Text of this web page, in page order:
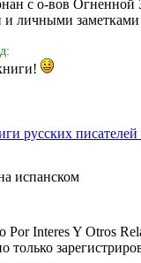
с о-вов
личными
русских
испанском
Por Interes Y Otros
только